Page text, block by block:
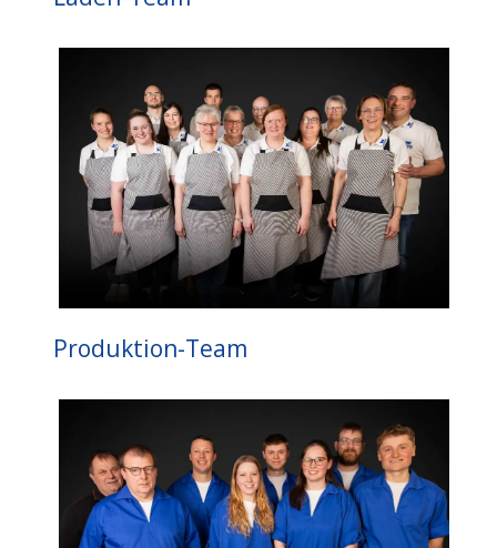
Produktion-Team